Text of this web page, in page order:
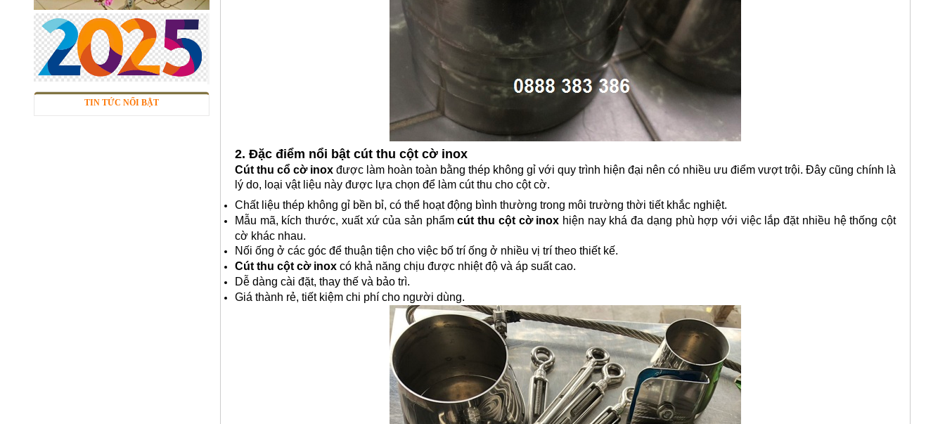
TIN TỨC NỔI BẬT
2. Đặc điểm nổi bật cút thu cột cờ inox
Cút thu cổ cờ inox được làm hoàn toàn bằng thép không gỉ với quy trình hiện đại nên có nhiều ưu điểm vượt trội. Đây cũng chính là
lý do, loại vật liệu này được lựa chọn để làm cút thu cho cột cờ.
Chất liệu thép không gỉ bền bỉ, có thể hoạt động bình thường trong môi trường thời tiết khắc nghiệt.
Mẫu mã, kích thước, xuất xứ của sản phẩmcút thu cột cờ inox hiện nay khá đa dạng phù hợp với việc lắp đặt nhiều hệ thống cột
cờ khác nhau.
Nối ống ở các góc để thuận tiện cho việc bố trí ống ở nhiều vị trí theo thiết kế.
Cút thu cột cờ inox có khả năng chịu được nhiệt độ và áp suất cao.
Dễ dàng cài đặt, thay thế và bảo trì.
Giá thành rẻ, tiết kiệm chi phí cho người dùng.